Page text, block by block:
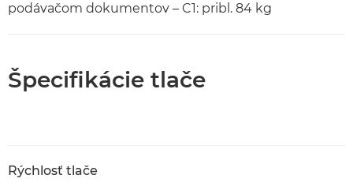
podávačom dokumentov – C1: pribl. 84 kg
Špecifikácie tlače
Rýchlosť tlače